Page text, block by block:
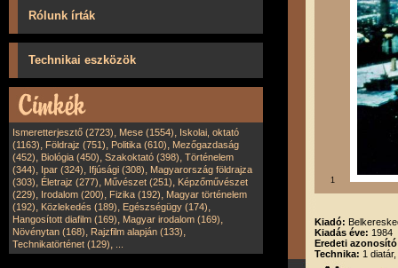
Rólunk írták
Technikai eszközök
Ismeretterjesztő (2723), Mese (1554), Iskolai, oktató
(1163), Földrajz (751), Politika (610), Mezőgazdaság
(452), Biológia (450), Szakoktató (398), Történelem
(344), Ipar (324), Ifjúsági (308), Magyarország földrajza
(303), Életrajz (277), Művészet (251), Képzőművészet
(229), Irodalom (200), Fizika (192), Magyar történelem
(192), Közlekedés (189), Egészségügy (174),
Hangosított diafilm (169), Magyar irodalom (169),
Növénytan (168), Rajzfilm alapján (133),
Technikatörténet (129),
1
Kiadó:
Kiadás éve: 1984
Eredeti
Technika: 1